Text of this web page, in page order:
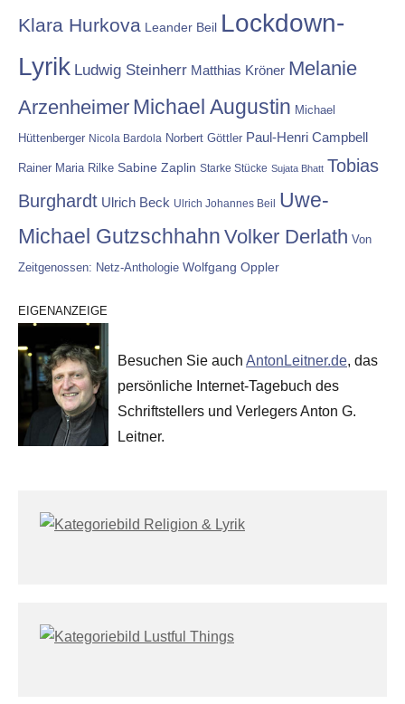
Klara Hurkova Leander Beil Lockdown-
Lyrik Ludwig Steinherr Matthias Kröner Melanie
Arzenheimer Michael Augustin Michael
Hüttenberger Nicola Bardola Norbert Göttler Paul-Henri Campbell
Rainer Maria Rilke Sabine Zaplin Starke Stücke Sujata Bhatt Tobias
Burghardt Ulrich Beck Ulrich Johannes Beil Uwe-
Michael Gutzschhahn Volker Derlath Von
Zeitgenossen: Netz-Anthologie Wolfgang Oppler
EIGENANZEIGE
Besuchen Sie auch AntonLeitner.de, das
persönliche Internet-Tagebuch des
Schriftstellers und Verlegers Anton G.
Leitner.